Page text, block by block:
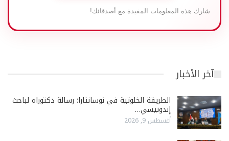
شارك هذه المعلومات المفيدة مع أصدقائك!
آخر الأخبار
الطريقة الخلوتية في نوسانتارا: رسالة دكتوراه لباحث
إندونيسي…
أغسطس 9, 2026